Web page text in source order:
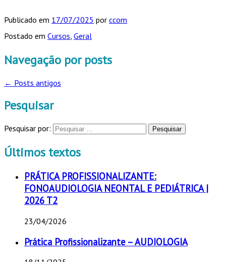
Publicado em 17/07/2025 por ccom
Postado em Cursos Geral
Navegação por posts
← Posts antigos
Pesquisar
Pesquisar por:
Últimos textos
PRÁTICA PROFISSIONALIZANTE:
FONOAUDIOLOGIA NEONTAL E PEDIÁTRICA |
2026 T2
23/04/2026
Prática Profissionalizante – AUDIOLOGIA